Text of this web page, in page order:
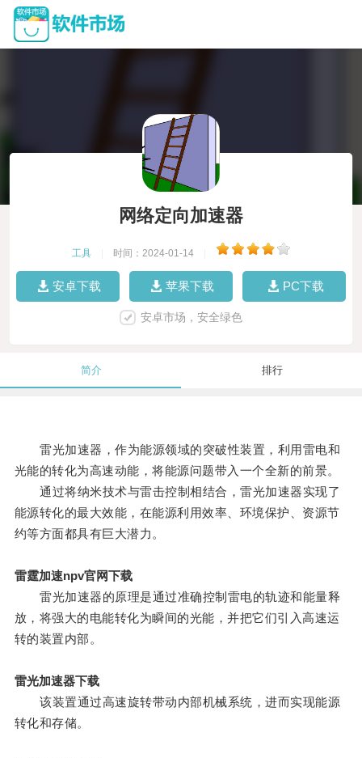
网络定向加速器
工具 时间：2024-01-14
安卓下载 苹果下载 PC下载
安卓市场，安全绿色
简介 排行
雷光加速器，作为能源领域的突破性装置，利用雷电和
光能的转化为高速动能，将能源问题带入一个全新的前景。
通过将纳米技术与雷击控制相结合，雷光加速器实现了
能源转化的最大效能，在能源利用效率、环境保护、资源节
约等方面都具有巨大潜力。
雷霆加速npv官网下载
雷光加速器的原理是通过准确控制雷电的轨迹和能量释
放，将强大的电能转化为瞬间的光能，并把它们引入高速运
转的装置内部。
雷光加速器下载
该装置通过高速旋转带动内部机械系统，进而实现能源
转化和存储。